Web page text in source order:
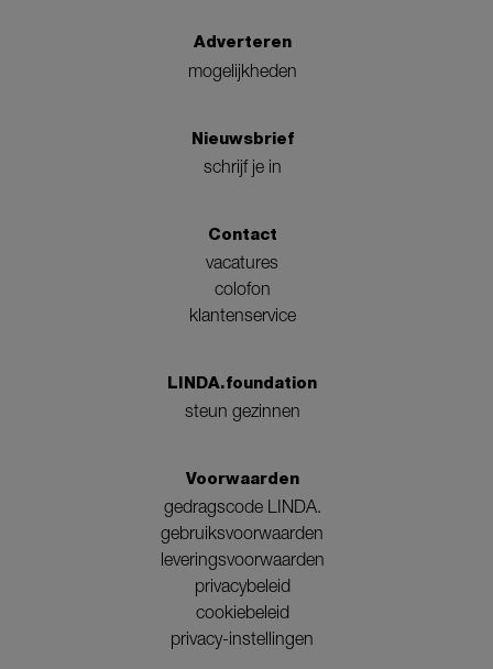
Adverteren
mogelijkheden
Nieuwsbrief
schrijf je in
Contact
vacatures
colofon
klantenservice
LINDA.foundation
steun gezinnen
Voorwaarden
gedragscode LINDA.
gebruiksvoorwaarden
leveringsvoorwaarden
privacybeleid
cookiebeleid
privacy-instellingen